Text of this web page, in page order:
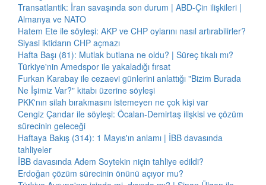
Transatlantik: İran savaşında son durum | ABD-Çin ilişkileri |
Almanya ve NATO
Hatem Ete ile söyleşi: AKP ve CHP oylarını nasıl artırabilirler?
Siyasi iktidarın CHP açmazı
Hafta Başı (81): Mutlak butlana ne oldu? | Süreç tıkalı mı?
Türkiye'nin Amedspor ile yakaladığı fırsat
Furkan Karabay ile cezaevi günlerini anlattığı "Bizim Burada
Ne İşimiz Var?" kitabı üzerine söyleşi
PKK'nın silah bırakmasını istemeyen ne çok kişi var
Cengiz Çandar ile söyleşi: Öcalan-Demirtaş ilişkisi ve çözüm
sürecinin geleceği
Haftaya Bakış (314): 1 Mayıs'ın anlamı | İBB davasında
tahliyeler
İBB davasında Adem Soytekin niçin tahliye edildi?
Erdoğan çözüm sürecinin önünü açıyor mu?